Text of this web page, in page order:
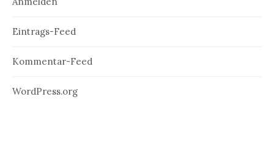
Eintrags-Feed
Kommentar-Feed
WordPress.org